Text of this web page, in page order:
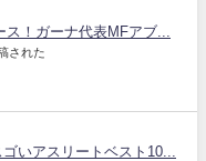
！ガーナ代表MFアブ...
された
いアスリートベスト10...